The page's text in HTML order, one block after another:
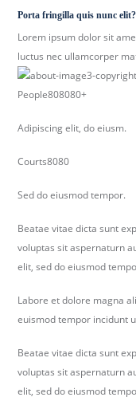
Porta fringilla quis nunc elit?
Lorem ipsum dolor sit
luctus nec ullamcorper
People808080+
Adipiscing elit, do eiusm.
Courts8080
Sed do eiusmod tempor.
Beatae vitae dicta sunt
voluptas sit aspernaturn
elit, sed do eiusmod
Labore et dolore magna
euismod tempor incidunt
Beatae vitae dicta sunt
voluptas sit aspernaturn
elit, sed do eiusmod